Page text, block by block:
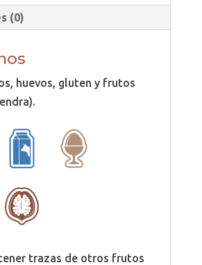
(0)
huevos, gluten y frutos
trazas de otros frutos